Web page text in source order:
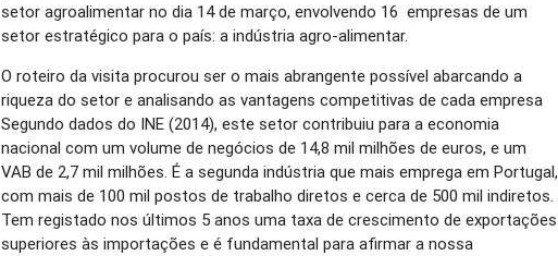
setor agroalimentar no dia 14 de março, envolvendo 16 empresas de um
setor estratégico para o país: a indústria agro-alimentar.
O roteiro da visita procurou ser o mais abrangente possível abarcando a
riqueza do setor e analisando as vantagens competitivas de cada empresa
Segundo dados do INE (2014), este setor contribuiu para a economia
nacional com um volume de negócios de 14,8 mil milhões de euros, e um
VAB de 2,7 mil milhões. É a segunda indústria que mais emprega em Portugal,
com mais de 100 mil postos de trabalho diretos e cerca de 500 mil indiretos.
Tem registado nos últimos 5 anos uma taxa de crescimento de exportações
superiores às importações e é fundamental para afirmar a nossa